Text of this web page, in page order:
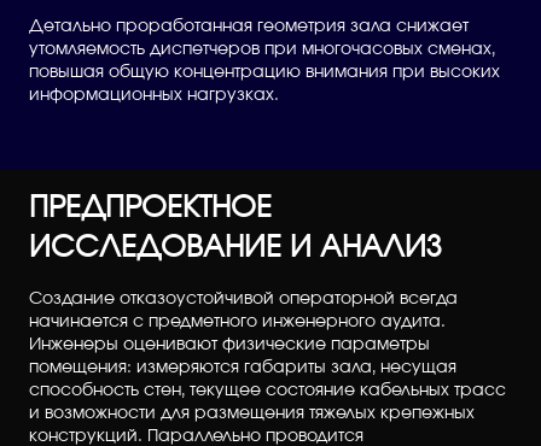
Детально проработанная геометрия зала снижает
утомляемость диспетчеров при многочасовых сменах,
повышая общую концентрацию внимания при высоких
информационных нагрузках.
ПРЕДПРОЕКТНОЕ
ИССЛЕДОВАНИЕ И АНАЛИЗ
Создание отказоустойчивой операторной всегда
начинается с предметного инженерного аудита.
Инженеры оценивают физические параметры
помещения: измеряются габариты зала, несущая
способность стен, текущее состояние кабельных трасс
и возможности для размещения тяжелых крепежных
конструкций. Параллельно проводится